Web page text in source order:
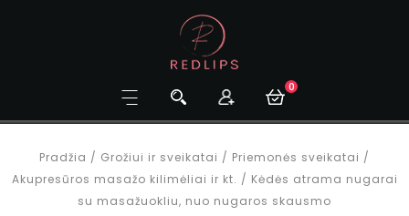
0
Pradžia / Grožiui ir sveikatai / Priemonės sveikatai /
Akupresūros masažo kilimėliai ir kt. / Kėdės atrama nugarai
su masažuokliu, nuo nugaros skausmo